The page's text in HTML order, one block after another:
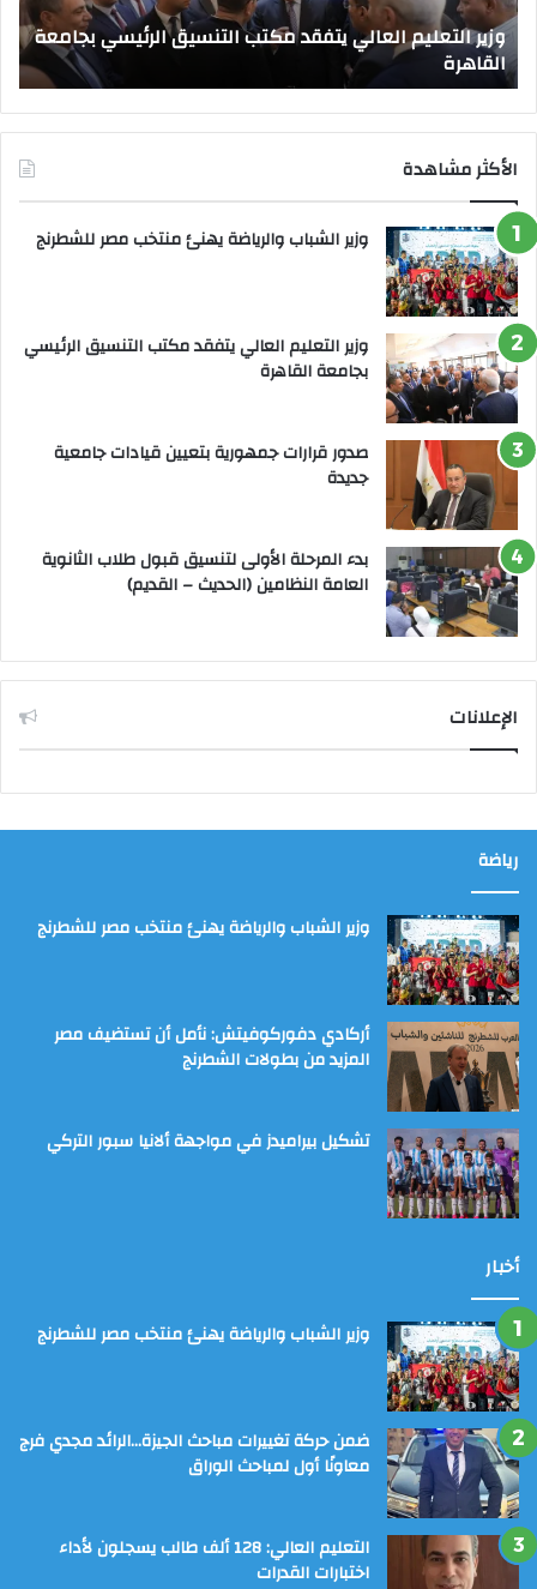
بجامعة
القاهرة
وزير التعليم العالي يتفقد مكتب التنسيق الرئيسي بجامعة
القاهرة
الأكثر مشاهدة
وزير الشباب والرياضة يهنئ منتخب مصر للشطرنج
وزير التعليم العالي يتفقد مكتب التنسيق الرئيسي
بجامعة القاهرة
صدور قرارات جمهورية بتعيين قيادات جامعية
جديدة
بدء المرحلة الأولى لتنسيق قبول طلاب الثانوية
العامة النظامين (الحديث – القديم)
الإعلانات
رياضة
وزير الشباب والرياضة يهنئ منتخب مصر للشطرنج
أركادي دفوركوفيتش: نأمل أن تستضيف مصر
المزيد من بطولات الشطرنج
تشكيل بيراميدز في مواجهة ألانيا سبور التركي
أخبار
وزير الشباب والرياضة يهنئ منتخب مصر للشطرنج
ضمن حركة تغييرات مباحث الجيزة…الرائد مجدي فرج
معاونًا أول لمباحث الوراق
التعليم العالي: 128 ألف طالب يسجلون لأداء
اختبارات القدرات